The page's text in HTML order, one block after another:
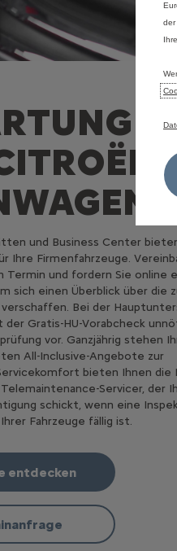
und Business Center
Ihre Firmenfahrzeuge.
Termin und fordern Sie online
sich einen Überblick über die
Bei der
Gratis-HU-Vorabcheck
vor. Ganzjährig stehen
All-Inclusive-Angebote zur
bieten Ihnen die
Servicer, der
schickt, wenn eine
Fahrzeuge fällig ist.
entdecken
der